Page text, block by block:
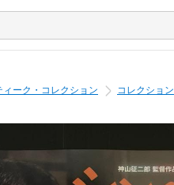
ーク・コレクション コレクション